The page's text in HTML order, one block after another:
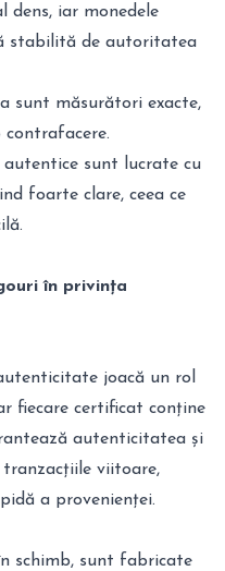
dens, iar monedele
stabilită de autoritatea
sunt măsurători exacte,
autentice sunt lucrate cu
foarte clare, ceea ce
în privința
joacă un rol
fiecare certificat conține
autenticitatea și
viitoare,
a provenienței.
schimb, sunt fabricate